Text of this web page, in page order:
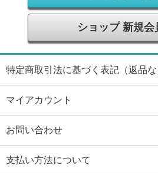
ショップ 新規会
特定商取引法に基づく表記（返品な
マイアカウント
お問い合わせ
支払い方法について